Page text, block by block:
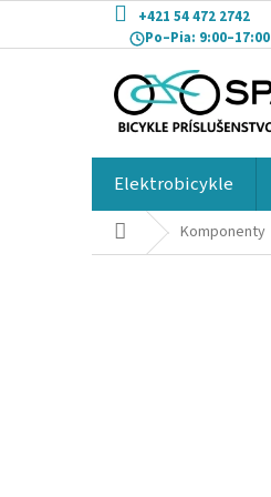
obsah
+421 54 472 2742
Po–Pia: 9:00–17:00
Elektrobicykle
DomovKomponenty